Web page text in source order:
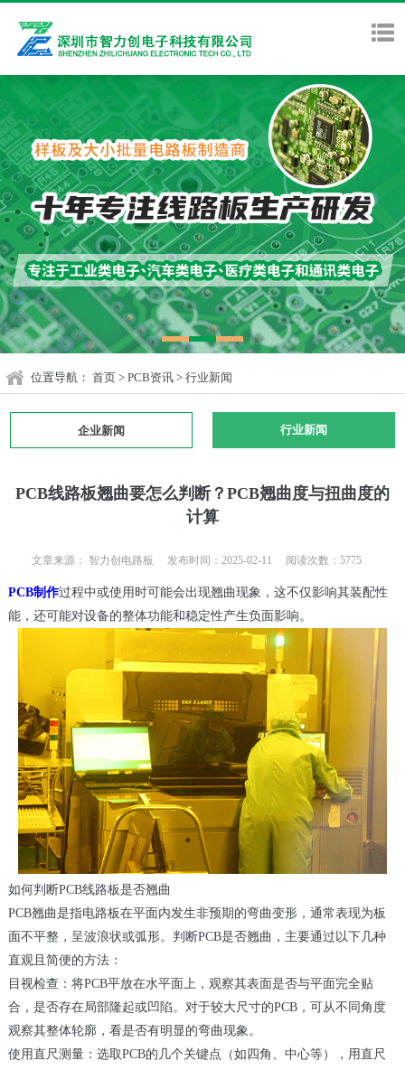
位置导航： 首页 > PCB资讯 > 行业新闻
企业新闻 行业新闻
PCB线路板翘曲要怎么判断？PCB翘曲度与扭曲度的
计算
文章来源： 智力创电路板 发布时间：2025-02-11 阅读次数：5775
PCB制作过程中或使用时可能会出现翘曲现象，这不仅影响其装配性
能，还可能对设备的整体功能和稳定性产生负面影响。
如何判断PCB线路板是否翘曲
PCB翘曲是指电路板在平面内发生非预期的弯曲变形，通常表现为板
面不平整，呈波浪状或弧形。判断PCB是否翘曲，主要通过以下几种
直观且简便的方法：
目视检查：将PCB平放在水平面上，观察其表面是否与平面完全贴
合，是否存在局部隆起或凹陷。对于较大尺寸的PCB，可从不同角度
观察其整体轮廓，看是否有明显的弯曲现象。
使用直尺测量：选取PCB的几个关键点（如四角、中心等），用直尺